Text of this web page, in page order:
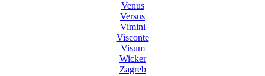
Venus
Versus
Vimini
Visconte
Visum
Wicker
Zagreb